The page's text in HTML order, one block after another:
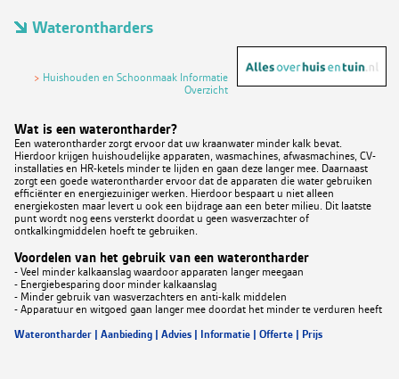
Waterontharders
> Huishouden en Schoonmaak Informatie
Overzicht
Wat is een waterontharder?
Een waterontharder zorgt ervoor dat uw kraanwater minder kalk bevat.
Hierdoor krijgen huishoudelijke apparaten, wasmachines, afwasmachines, CV-
installaties en HR-ketels minder te lijden en gaan deze langer mee. Daarnaast
zorgt een goede waterontharder ervoor dat de apparaten die water gebruiken
efficiënter en energiezuiniger werken. Hierdoor bespaart u niet alleen
energiekosten maar levert u ook een bijdrage aan een beter milieu. Dit laatste
punt wordt nog eens versterkt doordat u geen wasverzachter of
ontkalkingmiddelen hoeft te gebruiken.
Voordelen van het gebruik van een waterontharder
- Veel minder kalkaanslag waardoor apparaten langer meegaan
- Energiebesparing door minder kalkaanslag
- Minder gebruik van wasverzachters en anti-kalk middelen
- Apparatuur en witgoed gaan langer mee doordat het minder te verduren heeft
Waterontharder | Aanbieding | Advies | Informatie | Offerte | Prijs